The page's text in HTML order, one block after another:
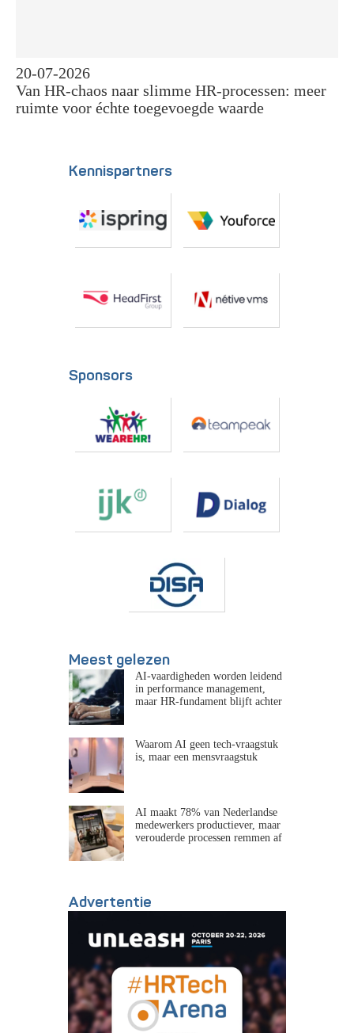
20-07-2026
Van HR-chaos naar slimme HR-processen: meer
ruimte voor échte toegevoegde waarde
Kennispartners
Sponsors
Meest gelezen
AI-vaardigheden worden leidend
in performance management,
maar HR-fundament blijft achter
Waarom AI geen tech-vraagstuk
is, maar een mensvraagstuk
AI maakt 78% van Nederlandse
medewerkers productiever, maar
verouderde processen remmen af
Advertentie